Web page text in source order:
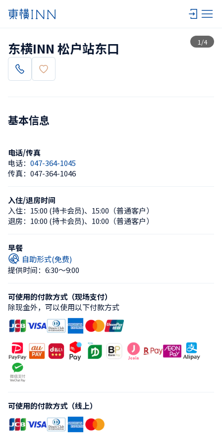
1 /4
查看一览
东横INN 松户站东口
基本信息
电话/传真
电话： 047-364-1045
传真： 047-364-1046
入住/退房时间
入住： 15:00 (持卡会员)、 15:00（普通客户）
退房： 10:00 (持卡会员)、 10:00（普通客户）
早餐
自助形式(免费)
提供时间：6:30〜9:00
可使用的付款方式（现场支付）
除现金外，可以使用以下付款方式
可使用的付款方式（线上）